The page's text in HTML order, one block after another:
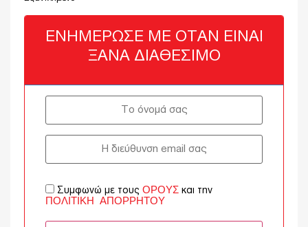
ΕΝΗΜΈΡΩΣΈ ΜΕ ΌΤΑΝ ΕΊΝΑΙ
ΞΑΝΆ ΔΙΑΘΈΣΙΜΟ
Συμφωνώ με τους ΌΡΟΥΣ και την
ΠΟΛΙΤΙΚΉ ΑΠΟΡΡΉΤΟΥ